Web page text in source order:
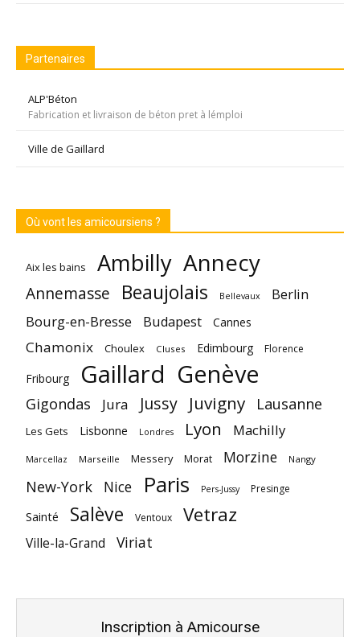
Partenaires
ALP'Béton
Fabrication et livraison de béton pret à lémploi
Ville de Gaillard
Où vont les amicoursiens ?
Aix les bains Ambilly Annecy
Annemasse Beaujolais Bellevaux Berlin
Bourg-en-Bresse Budapest Cannes
Chamonix Choulex Cluses Edimbourg Florence
Fribourg Gaillard Genève
Gigondas Jura Jussy Juvigny Lausanne
Les Gets Lisbonne Londres Lyon Machilly
Marcellaz Marseille Messery Morat Morzine Nangy
New-York Nice Paris Pers-Jussy Presinge
Sainté Salève Ventoux Vetraz
Ville-la-Grand Viriat
Inscription à Amicourse